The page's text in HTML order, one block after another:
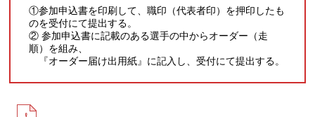
①参加申込書を印刷して、職印（代表者印）を押印したも
のを受付にて提出する。
② 参加申込書に記載のある選手の中からオーダー（走
順）を組み、
『オーダー届け出用紙』に記入し、受付にて提出する。